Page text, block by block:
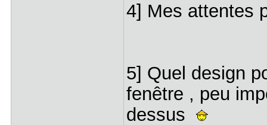
4] Mes attentes
5] Quel design
fenêtre , peu
dessus